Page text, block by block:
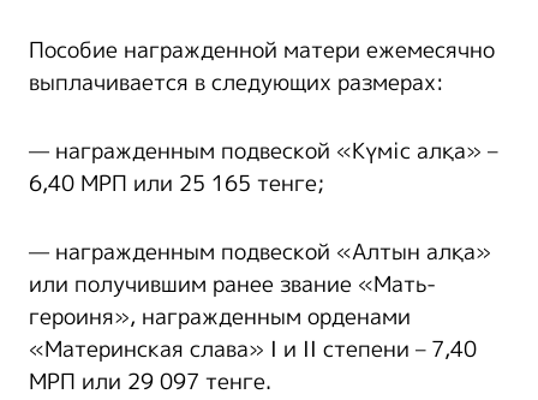
Пособие награжденной матери ежемесячно
выплачивается в следующих размерах:
— награжденным подвеской «Күміс алқа» –
6,40 МРП или 25 165 тенге;
— награжденным подвеской «Алтын алқа»
или получившим ранее звание «Мать-
героиня», награжденным орденами
«Материнская слава» I и II степени – 7,40
МРП или 29 097 тенге.